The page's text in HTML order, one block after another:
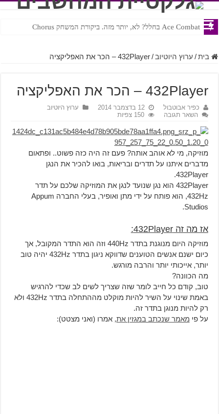
Ace Combat בחלל? לא, יותר מזה. ביקורת המשחק Chorus
Steven Universe והשירים שתורגמו בצורה נוראית לעברית
בית / ערוץ היוטיוב / 432Player – הכר את האפליקציה
432Player – הכר את האפליקציה
כפיר אבוטבול 12 בדצמבר 2014
ערוץ היוטיוב
השאר תגובה
150 צפיות
מוזיקה, מי לא אוהב אותה? פעם זה היה כזה פשוט.. ופתאום
מדברים איתנו על תדרים ובריאות, בואו להכיר את הנגן
432Player.
432Player הוא נגן שנועד לנגן את המוזיקה שלכם על תדר
432Hz, הוא פותח על ידי מתן ואופיר, בעלי החברה Appum
Studios.
אז מה זה 432Player:
מוזיקה היום מנוגנת בתדר 440Hz וזה הוא התדר המקובל, אך
כיום ישנם אנשים הטוענים שדווקא ניגון בתדר 432Hz יהיה טוב
יותר, אייכותי יותר והרבה מורגש.
מה הכוונה?
טוב, קודם כל חייב לומר שזה שצריך לשים לב שכדי להרגיש
באמת שינוי על השיר להיות מוקלט מההתחלה בתדר 432Hz ולא
רק להיות מנוגן בתדר זה.
על פי מאמר שנכתב במגזין את,אמרו (ואני מצטט):